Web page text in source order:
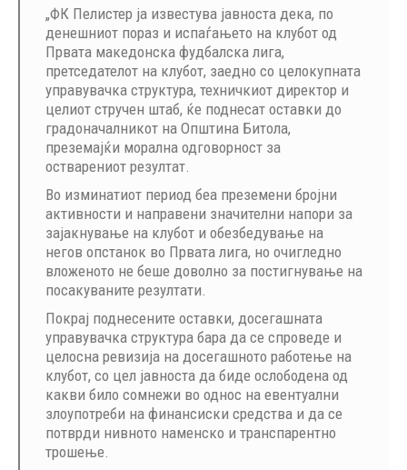
„ФК Пелистер ја известува јавноста дека, по
денешниот пораз и испаѓањето на клубот од
Првата македонска фудбалска лига,
претседателот на клубот, заедно со целокупната
управувачка структура, техничкиот директор и
целиот стручен штаб, ќе поднесат оставки до
градоначалникот на Општина Битола,
преземајќи морална одговорност за
остварениот резултат.
Во изминатиот период беа преземени бројни
активности и направени значителни напори за
зајакнување на клубот и обезбедување на
негов опстанок во Првата лига, но очигледно
вложеното не беше доволно за постигнување на
посакуваните резултати.
Покрај поднесените оставки, досегашната
управувачка структура бара да се спроведе и
целосна ревизија на досегашното работење на
клубот, со цел јавноста да биде ослободена од
какви било сомнежи во однос на евентуални
злоупотреби на финансиски средства и да се
потврди нивното наменско и транспарентно
трошење.